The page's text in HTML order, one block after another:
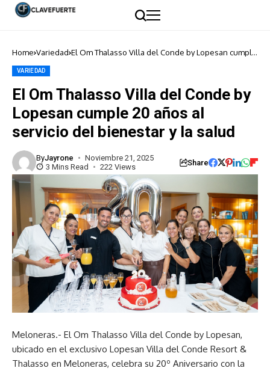
Home Variedad El Om Thalasso Villa del Conde by Lopesan cumple
VARIEDAD
El Om Thalasso Villa del Conde by
Lopesan cumple 20 años al
servicio del bienestar y la salud
ByJayrone
Noviembre 21, 2025
3 Mins Read
222 Views Share
Meloneras.- El Om Thalasso Villa del Conde by Lopesan,
ubicado en el exclusivo Lopesan Villa del Conde Resort &
Thalasso en Meloneras, celebra su 20º Aniversario con la